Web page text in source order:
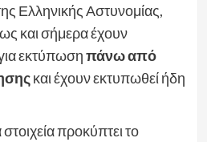
Ελληνικής Αστυνομίας,
και σήμερα έχουν
εκτύπωσηπάνω από
και έχουν εκτυπωθεί ήδη
προκύπτει το